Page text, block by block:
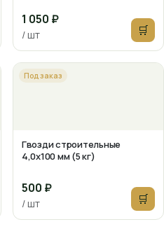
1 050 ₽
/ шт 🛒
Под заказ
Гвозди строительные
4,0х100 мм (5 кг)
500 ₽
/ шт 🛒